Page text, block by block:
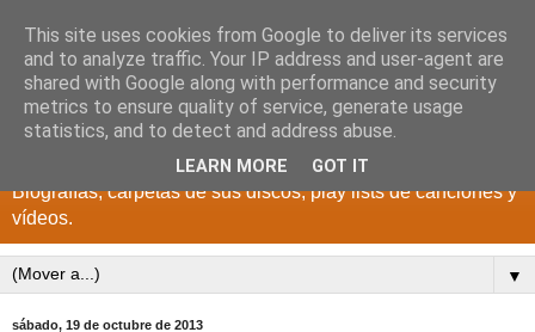
DISCOS PARA EL
RECUERDO
CANTANTES Y GRUPOS DE LOS AÑOS 1950 a 2022.
Biografías, carpetas de sus discos, play lists de canciones y
vídeos.
▼
sábado, 19 de octubre de 2013
This site uses cookies from Google to deliver its services
and to analyze traffic. Your IP address and user-agent are
shared with Google along with performance and security
metrics to ensure quality of service, generate usage
statistics, and to detect and address abuse.
LEARN MORE GOT IT